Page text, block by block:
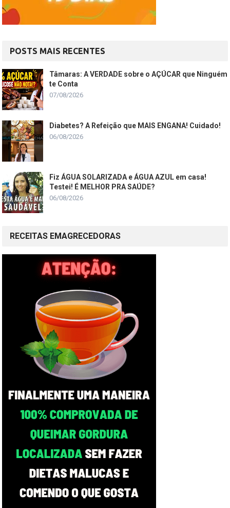
POSTS MAIS RECENTES
Tâmaras: A VERDADE sobre o AÇÚCAR que Ninguém
te Conta
07/08/2026
Diabetes? A Refeição que MAIS ENGANA! Cuidado!
06/08/2026
Fiz ÁGUA SOLARIZADA e ÁGUA AZUL em casa!
Testei! É MELHOR PRA SAÚDE?
06/08/2026
RECEITAS EMAGRECEDORAS